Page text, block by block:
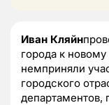
Иван Кляйн
города к
немприняли
городского
департаментов,